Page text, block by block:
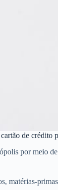
de crédito
por meio
matérias-